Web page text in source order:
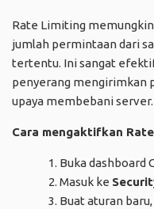
Rate Limiting
jumlah permintaan dari
tertentu. Ini sangat
penyerang mengirimkan
upaya membebani server.
Cara mengaktifkan
Buka dashboard
Masuk ke
Buat aturan